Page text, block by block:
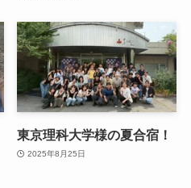
東京理科大学様の夏合宿！
2025年8月25日